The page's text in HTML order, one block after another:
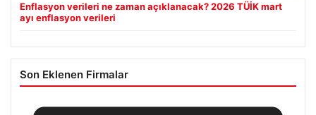
Enflasyon verileri ne zaman açıklanacak? 2026 TÜİK mart
ayı enflasyon verileri
Son Eklenen Firmalar